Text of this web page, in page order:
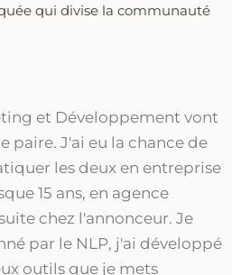
qui divise la communauté
et Développement vont
paire. J'ai eu la chance de
les deux en entreprise
15 ans, en agence
chez l'annonceur. Je
par le NLP, j'ai développé
outils que je mets